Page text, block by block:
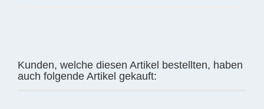
Kunden, welche diesen Artikel bestellten, haben
auch folgende Artikel gekauft: